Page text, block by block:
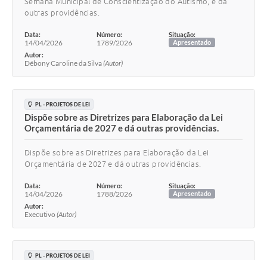
outras providências.
Data:
14/04/2026
Número:
1789/2026
Situação:
Apresentado
Autor:
Débony Caroline da Silva(Autor)
PL - PROJETOS DE LEI
Dispõe sobre as Diretrizes para Elaboração da Lei
Orçamentária de 2027 e dá outras providências.
Dispõe sobre as Diretrizes para Elaboração da Lei
Orçamentária de 2027 e dá outras providências.
Data:
14/04/2026
Número:
1788/2026
Situação:
Apresentado
Autor:
Executivo (Autor)
PL - PROJETOS DE LEI